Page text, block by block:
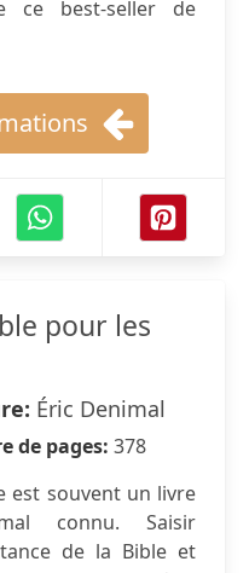
ce best-seller de
pour les
Éric Denimal
de pages: 378
est souvent un livre
connu. Saisir
de la Bible et